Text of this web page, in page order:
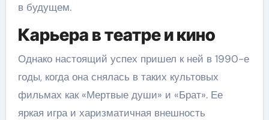
в будущем.
Карьера в театре и кино
Однако настоящий успех пришел к ней в 1990-е
годы, когда она снялась в таких культовых
фильмах как «Мертвые души» и «Брат». Ее
яркая игра и харизматичная внешность